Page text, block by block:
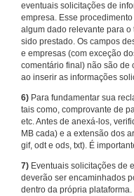
eventuais solicitações de
empresa. Esse
algum dado relevante para
sido prestado. Os campos
e empresas (com exceção
comentário final) não são de
ao inserir as informações
6) Para fundamentar sua
tais como, comprovante de
etc. Antes de anexá-los,
MB cada) e a extensão dos
gif, odt e ods, txt). É
7) Eventuais solicitações de
deverão ser encaminhados
dentro da própria